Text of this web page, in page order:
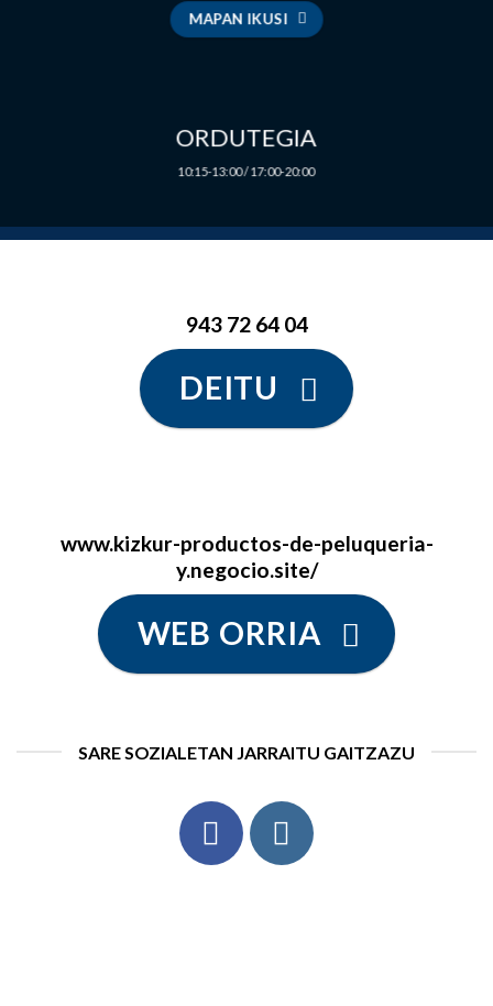
MAPAN IKUSI
ORDUTEGIA
10:15-13:00 / 17:00-20:00
943 72 64 04
DEITU
www.kizkur-productos-de-peluqueria-
y.negocio.site/
WEB ORRIA
SARE SOZIALETAN JARRAITU GAITZAZU